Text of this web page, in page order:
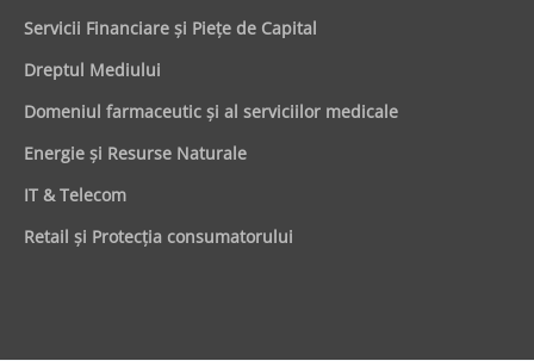
Servicii Financiare şi Pieţe de Capital
Dreptul Mediului
Domeniul farmaceutic și al serviciilor medicale
Energie şi Resurse Naturale
IT & Telecom
Retail şi Protecţia consumatorului